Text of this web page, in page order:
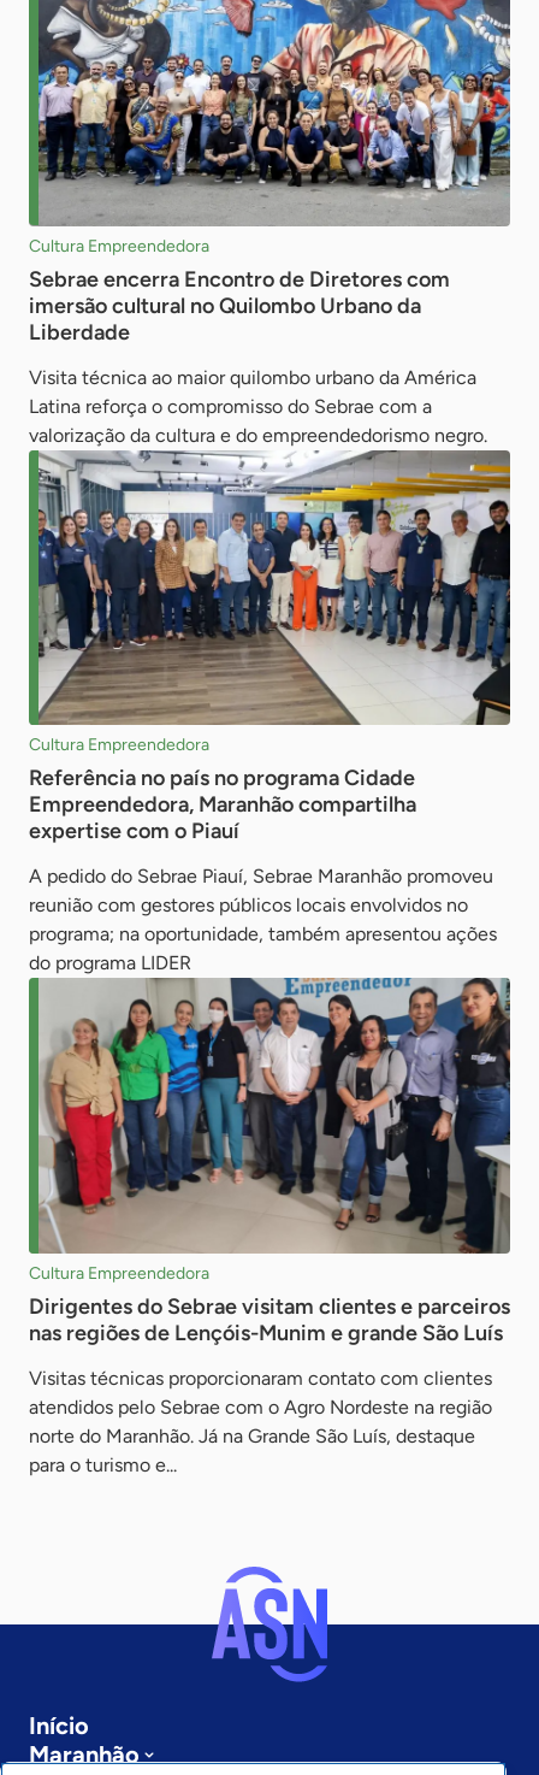
Cultura Empreendedora
Sebrae encerra Encontro de Diretores com
imersão cultural no Quilombo Urbano da
Liberdade
Visita técnica ao maior quilombo urbano da América
Latina reforça o compromisso do Sebrae com a
valorização da cultura e do empreendedorismo negro.
Cultura Empreendedora
Referência no país no programa Cidade
Empreendedora, Maranhão compartilha
expertise com o Piauí
A pedido do Sebrae Piauí, Sebrae Maranhão promoveu
reunião com gestores públicos locais envolvidos no
programa; na oportunidade, também apresentou ações
do programa LIDER
Cultura Empreendedora
Dirigentes do Sebrae visitam clientes e parceiros
nas regiões de Lençóis-Munim e grande São Luís
Visitas técnicas proporcionaram contato com clientes
atendidos pelo Sebrae com o Agro Nordeste na região
norte do Maranhão. Já na Grande São Luís, destaque
para o turismo e...
Início
Maranhão